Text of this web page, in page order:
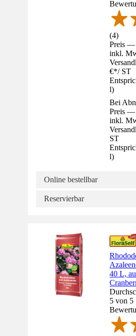
(4)
Preis —
inkl.
€*/ ST
l)
Bei
Preis —
inkl.
ST
l)
Online bestellbar
Reservierbar
40 L,
5 von 5